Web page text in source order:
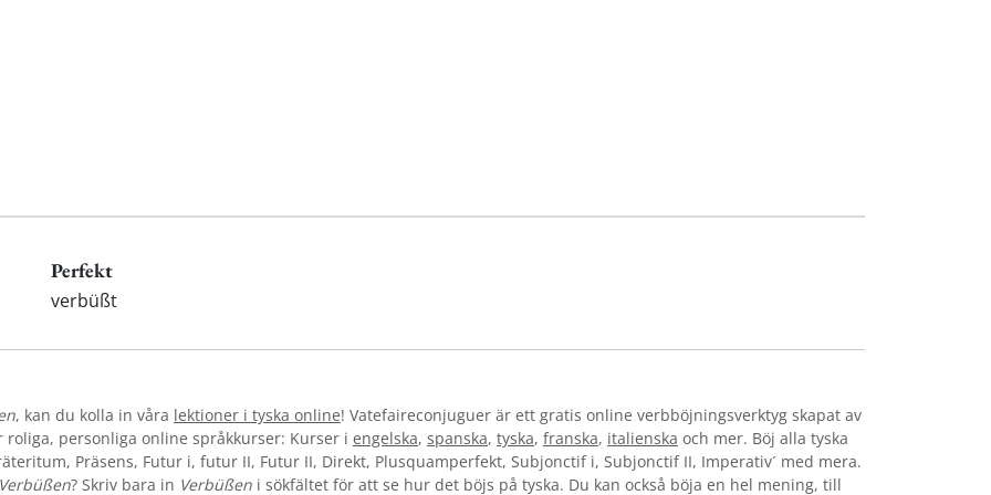
Perfekt
verbüßt
, kan du kolla in våra lektioner i tyska online! Vatefaireconjuguer är ett gratis online verbböjningsverktyg skapat av
roliga, personliga online språkkurser: Kurser i engelska, spanska, tyska, franska, italienska och mer. Böj alla tyska
Präsens, Futur i, futur II, Futur II, Direkt, Plusquamperfekt, Subjonctif i, Subjonctif II, Imperativ´ med mera.
? Skriv bara in Verbüßeni sökfältet för att se hur det böjs på tyska. Du kan också böja en hel mening, till